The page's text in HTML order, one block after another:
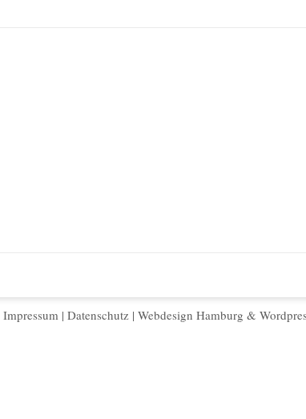
Impressum | Datenschutz | Webdesign Hamburg &